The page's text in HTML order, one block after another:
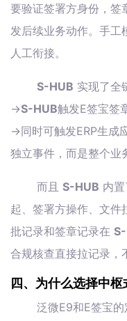
要验证签署方身份，签
发后续业务动作。手工
人工衔接。
S-HUB 实现了全
→S-HUB触发E签宝
→同时可触发ERP生成
独立事件，而是整个业
而且 S-HUB 内
起、签署方操作、文件
批记录和签章记录在
合规核查直接拉记录，
四、为什么选择中枢
泛微E9和E签宝